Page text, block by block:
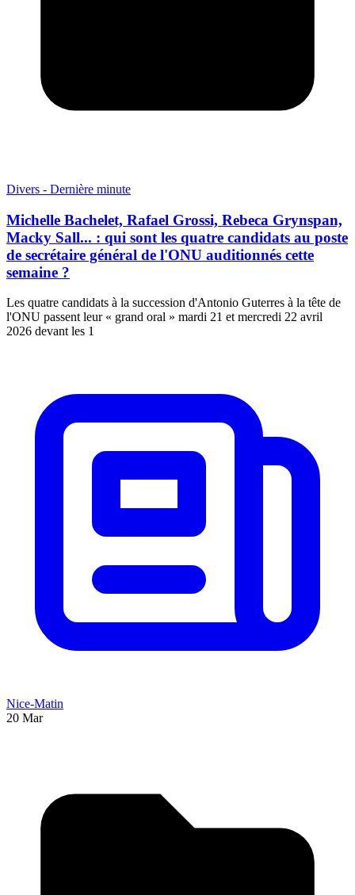
Divers - Dernière minute
Michelle Bachelet, Rafael Grossi, Rebeca Grynspan,
Macky Sall... : qui sont les quatre candidats au poste
de secrétaire général de l'ONU auditionnés cette
semaine ?
Les quatre candidats à la succession d'Antonio Guterres à la tête de
l'ONU passent leur « grand oral » mardi 21 et mercredi 22 avril
2026 devant les 1
Nice-Matin
20 Mar